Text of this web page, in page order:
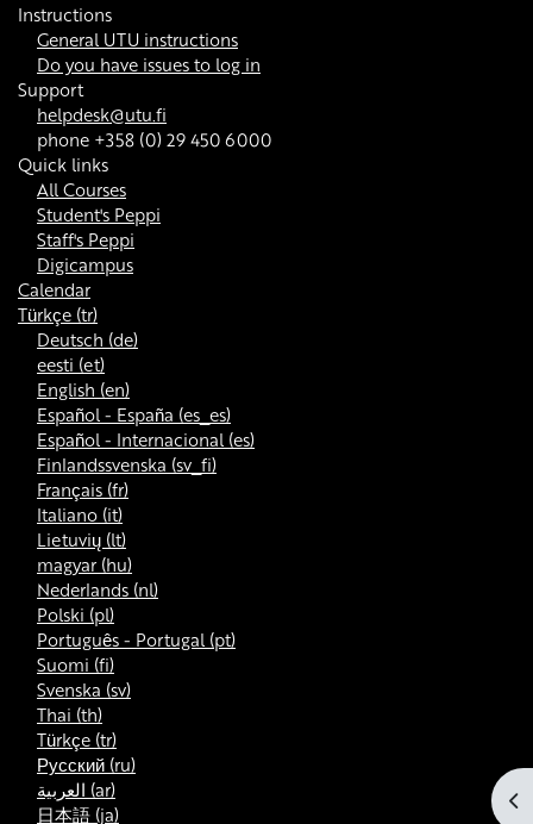
Instructions
General UTU instructions
Do you have issues to log in
Support
helpdesk@utu.fi
phone +358 (0) 29 450 6000
Quick links
All Courses
Student's Peppi
Staff's Peppi
Digicampus
Calendar
Türkçe ‎(tr)‎
Deutsch ‎(de)‎
eesti ‎(et)‎
English ‎(en)‎
Español - España ‎(es_es)‎
Español - Internacional ‎(es)‎
Finlandssvenska ‎(sv_fi)‎
Français ‎(fr)‎
Italiano ‎(it)‎
Lietuvių ‎(lt)‎
magyar ‎(hu)‎
Nederlands ‎(nl)‎
Polski ‎(pl)‎
Português - Portugal ‎(pt)‎
Suomi ‎(fi)‎
Svenska ‎(sv)‎
Thai ‎(th)‎
Türkçe ‎(tr)‎
Русский ‎(ru)‎
العربية ‎(ar)‎
日本語 ‎(ja)‎